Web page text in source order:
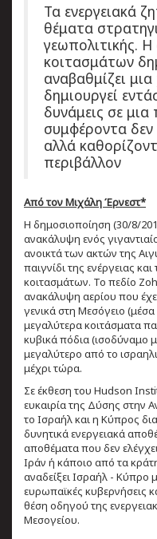
Τα ενεργειακά
θέματα
γεωπολιτικής.
κοιτασμάτων
αναβαθμίζει
δημιουργεί
δυνάμεις σε
συμφέροντα δεν
αλλά
περιβάλλον
Από τον Μιχάλη Έρνεστ*
Η δημοσιοποίηση (30/8/
ανακάλυψη ενός
ανοικτά των ακτών της
παιγνίδι της ενέργειας
κοιτασμάτων. Το πεδίο
ανακάλυψη αερίου που
γενικά στη Μεσόγειο
μεγαλύτερα κοιτάσματα
κυβικά πόδια (ισοδύναμο
μεγαλύτερο από το
μέχρι τώρα.
Σε έκθεση του Hudson
ευκαιρία της Δύσης στην
το Ισραήλ και η Κύπρος
δυνητικά ενεργειακά
αποθέματα που δεν
Ιράν ή κάποιο από τα
αναδείξει Ισραήλ - Κύπρο
ευρωπαϊκές κυβερνήσεις
θέση οδηγού της
Μεσογείου.